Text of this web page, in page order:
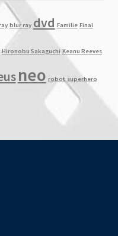
blur ray dvd Familie Final
Hironobu Sakaguchi Keanu Reeves
neo robot superhero